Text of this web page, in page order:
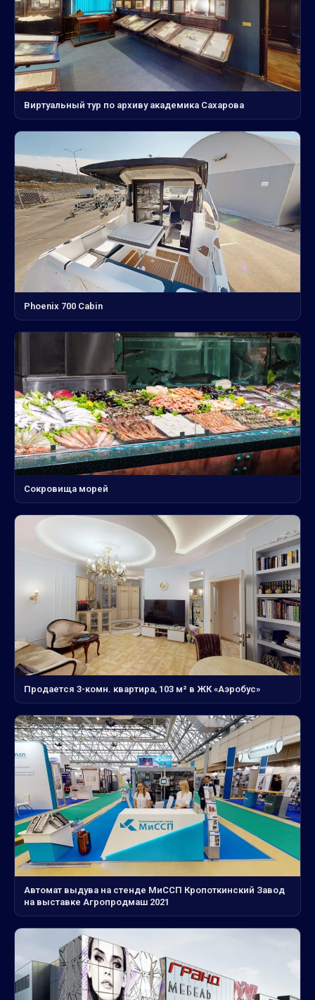
Виртуальный тур по архиву академика Сахарова
Phoenix 700 Cabin
Сокровища морей
Продается 3-комн. квартира, 103 м² в ЖК «Аэробус»
Автомат выдува на стенде МиССП Кропоткинский Завод
на выставке Агропродмаш 2021